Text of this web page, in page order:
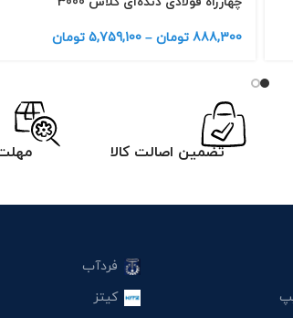
888,300 تومان –
5,759,100 تومان
تضمین اصالت کالا
فردآب
کیتز